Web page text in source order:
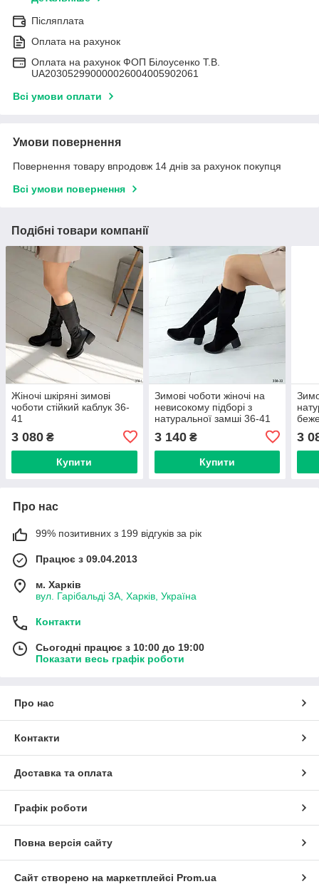
Післяплата
Оплата на рахунок
Оплата на рахунок ФОП Білоусенко Т.В.
UA203052990000026004005902061
Всі умови оплати
Умови повернення
Повернення товару впродовж 14 днів за рахунок покупця
Всі умови повернення
Подібні товари компанії
Жіночі шкіряні зимові
чоботи стійкий каблук 36-
41
3 080 ₴
Купити
Зимові чоботи жіночі на
невисокому підборі з
натуральної замші 36-41
3 140₴
Купити
3
Про нас
99% позитивних з 199 відгуків за рік
Працює з 09.04.2013
м. Харків
вул. Гарібальді 3А, Харків, Україна
Контакти
Сьогодні працює з 10:00 до 19:00
Показати весь графік роботи
Про нас
Контакти
Доставка та оплата
Графік роботи
Повна версія сайту
Сайт створено на маркетплейсі Prom.ua